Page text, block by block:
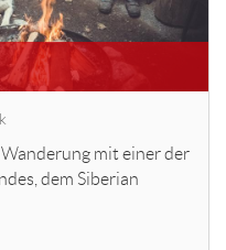
mit einer der
dem Siberian